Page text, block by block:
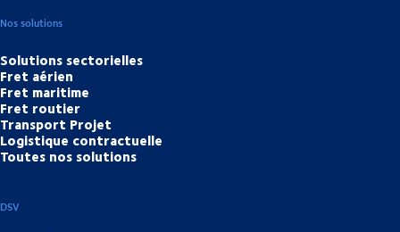
Nos solutions
Solutions sectorielles
Fret aérien
Fret maritime
Fret routier
Transport Projet
Logistique contractuelle
Toutes nos solutions
DSV